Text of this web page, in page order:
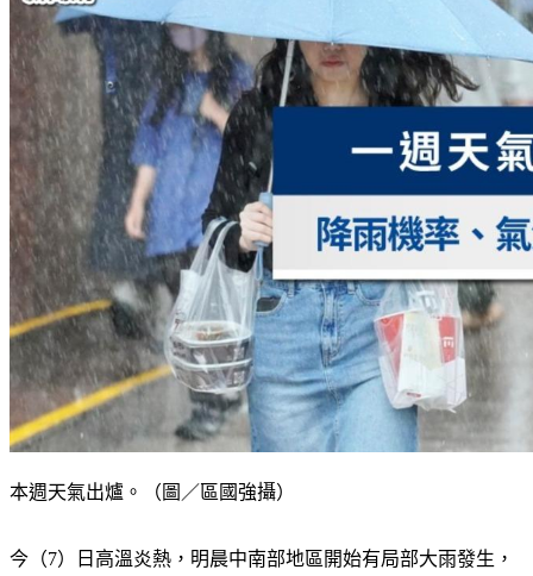
本週天氣出爐。（圖／區國強攝）
今（7）日高溫炎熱，明晨中南部地區開始有局部大雨發生，